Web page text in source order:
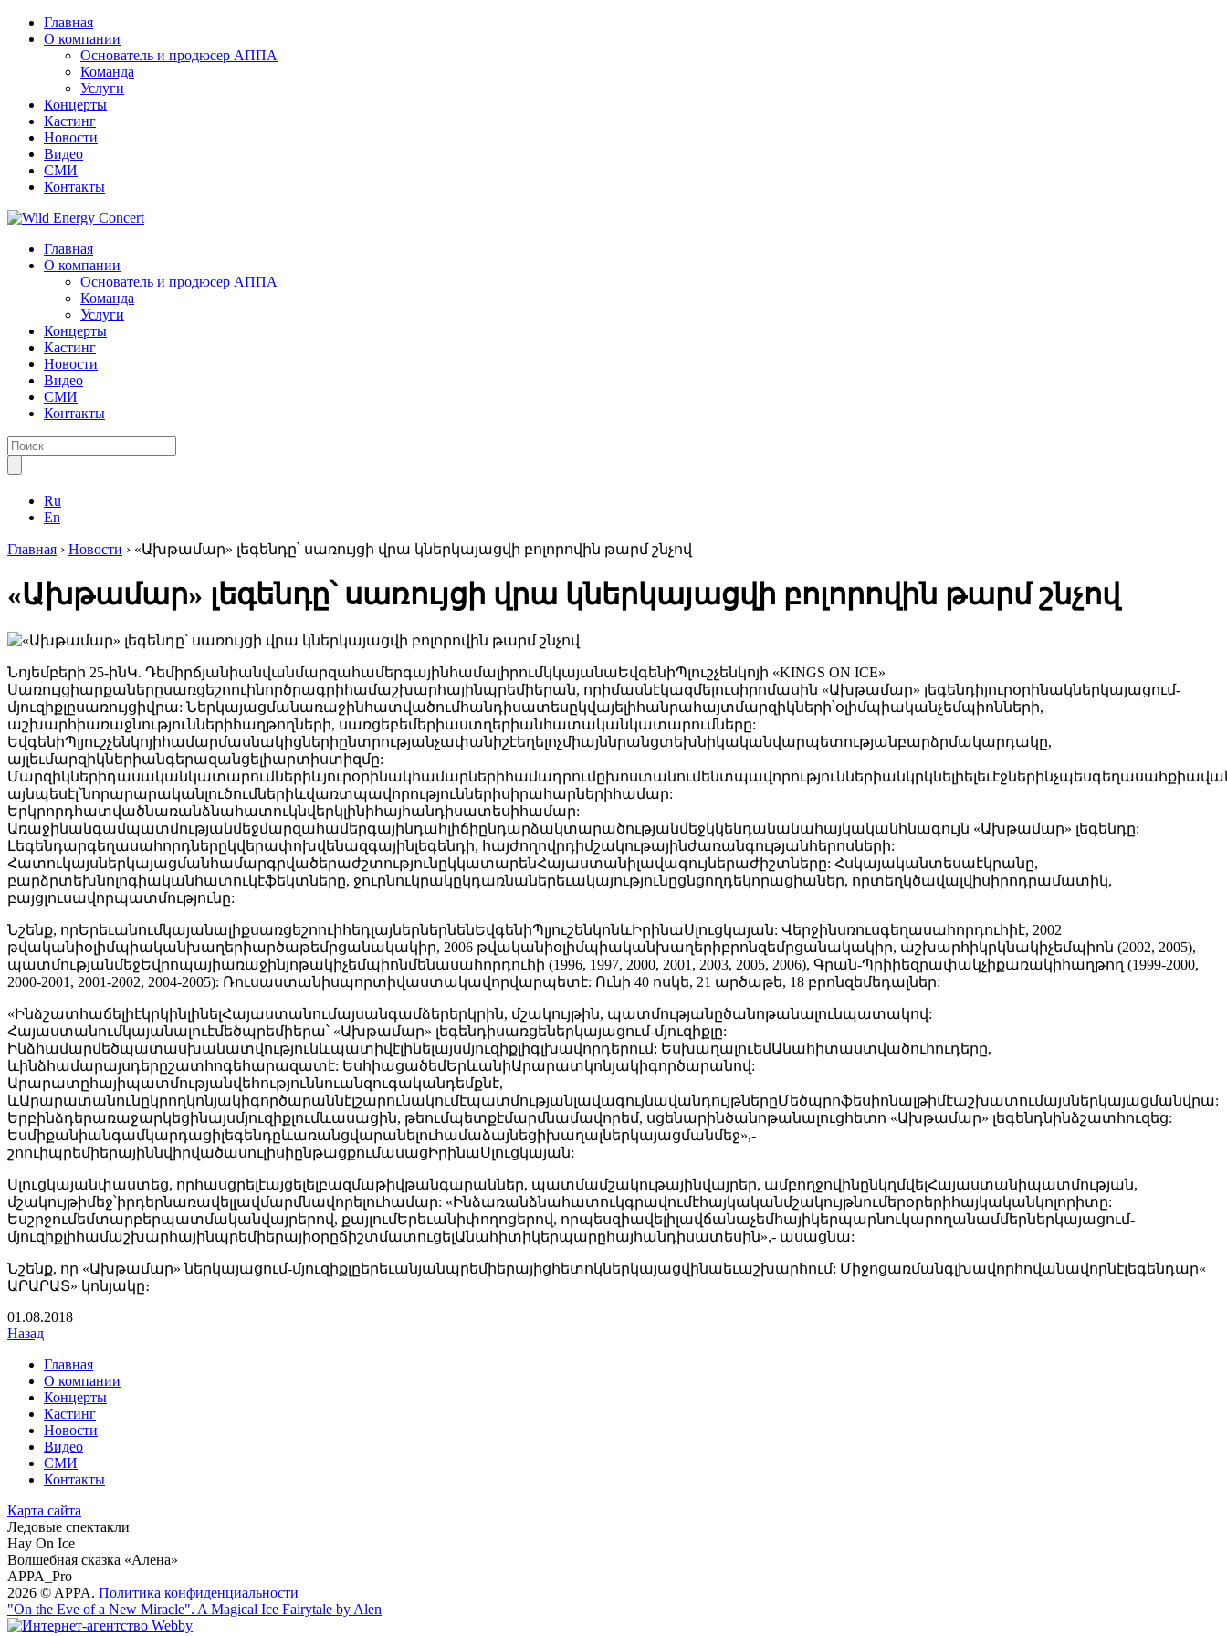
Главная
О компании
Основатель и продюсер АППА
Команда
Услуги
Концерты
Кастинг
Новости
Видео
СМИ
Контакты
Главная
О компании
Основатель и продюсер АППА
Команда
Услуги
Концерты
Кастинг
Новости
Видео
СМИ
Контакты
Ru
En
Главная › Новости › «Ախթամար» լեգենդը՝ սառույցի վրա կներկայացվի բոլորովին թարմ շնչով
«Ախթամար» լեգենդը՝ սառույցի վրա կներկայացվի բոլորովին թարմ շնչով
Նոյեմբերի 25-ինԿ. ԴեմիրճյանիանվանմարզահամերգայինհամալիրումկկայանաԵվգենիՊլուշչենկոյի «KINGS ON ICE»
Սառույցիարքաներըսառցեշոուինործրագրիհամաշխարհայինպրեմիերան, որիմասնէկազմելուսիրոմասին «Ախթամար» լեգենդիյուրօրինակներկայացում-
մյուզիքլըսառույցիվրա: Ներկայացմանառաջինհատվածումհանդիսատեսըկվայելիհանրահայտմարզիկների՝օլիմպիականչեմպիոնների,
աշխարհիառաջնություններիհաղթողների, սառցեբեմերիաստղերիանհատականկատարումները:
ԵվգենիՊլյուշչենկոյիհամարմասնակիցներիընտրությանչափանիշէեղելոչմիայննրանցտեխնիկականվարպետությանբարձրմակարդակը,
այլեւմարզիկներիանգերազանցելիարտիստիզմը:
այնպեսէլ՝նորարարականլուծումներիևվառտպավորություններիսիրահարներիհամար:
Երկրորդհատվածնառանձնահատուկնվերկլինիհայհանդիսատեսիհամար:
Առաջինանգամպատմությանմեջմարզահամերգայինդահլիճիընդարձակտարածությանմեջկկենդանանահայկականհնագույն «Ախթամար» լեգենդը:
Լեգենդարգեղասահորդներըկվերափոխվենազգայինլեգենդի, հայժողովրդիմշակութայինժառանգությանհերոսների:
ՀատուկայսներկայացմանհամարգրվածերաժշտությունըկկատարենՀայաստանիլավագույներաժիշտները: Հսկայականտեսաէկրանը,
բարձրտեխնոլոգիականհատուկէֆեկտները, ջուրնուկրակըկդառնաներեւակայությունըցնցողդեկորացիաներ, որտեղկծավալվիսիրոդրամատիկ,
բայցլուսավորպատմությունը:
Նշենք, որԵրեւանումկայանալիքսառցեշոուիհեդլայներներնենԵվգենիՊլյուշենկոնևԻրինաՍլուցկայան: Վերջինսռուսգեղասահորդուհիէ, 2002
թվականիօլիմպիականխաղերիարծաթեմրցանակակիր, 2006 թվականիօլիմպիականխաղերիբրոնզեմրցանակակիր, աշխարհիկրկնակիչեմպիոն (2002, 2005),
պատմությանմեջԵվրոպայիառաջինյոթակիչեմպիոնմենասահորդուհի (1996, 1997, 2000, 2001, 2003, 2005, 2006), Գրան-Պրիիեզրափակչիքառակիհաղթող (1999-2000,
2000-2001, 2001-2002, 2004-2005): Ռուսաստանիսպորտիվաստակավորվարպետէ: Ունի 40 ոսկե, 21 արծաթե, 18 բրոնզեմեդալներ:
«ԻնձշատհաճելիէկրկինլինելՀայաստանումայսանգամձերերկրին, մշակույթին, պատմությանըծանոթանալունպատակով:
Հայաստանումկայանալուէմեծպրեմիերա՝ «Ախթամար» լեգենդիսառցեներկայացում-մյուզիքլը:
Ինձհամարմեծպատասխանատվությունևպատիվէլինելայսմյուզիքլիգլխավորդերում: ԵսխաղալուեմԱնահիտաստվածուհուդերը,
ևինձհամարայսդերըշատհոգեհարազատէ: ԵսհիացածեմԵրևանիԱրարատկոնյակիգործարանով:
Արարատըհայիպատմությանվեհություննուանզուգականդեմքնէ,
ևԱրարատանունըկրողկոնյակիգործարաննէլշարունակումէպատմությանլավագույնավանդույթներըՄեծպրոֆեսիոնալթիմէաշխատումայսներկայացմանվրա:
Երբինձդերառաջարկեցինայսմյուզիքլումևասացին, թեումպետքէմարմնամավորեմ, սցենարինծանոթանալուցհետո «Ախթամար» լեգենդնինձշատհուզեց:
Եսմիքանիանգամկարդացիլեգենդըևառանցվարանելուհամաձայնեցիխաղալներկայացմանմեջ»,-
շոուիպրեմիերայիննվիրվածասուլիսիընթացքումասացԻրինաՍլուցկայան:
Սլուցկայանփաստեց, որհասցրելէայցելելբազմաթիվթանգարաններ, պատմամշակութայինվայրեր, ամբողջովինընկղմվելՀայաստանիպատմության,
մշակույթիմեջ՝իրդերնառավելլավմարմնավորելուհամար: «Ինձառանձնահատուկգրավումէհայկականմշակույթնումերօրերիհայկականկոլորիտը:
Եսշրջումեմտարբերպատմականվայրերով, քայլումԵրեւանիփողոցերով, որպեսզիավելիլավճանաչեմհայիկերպարնուկարողանամմերներկայացում-
մյուզիքլիհամաշխարհայինպրեմիերայիօրըճիշտմատուցելԱնահիտիկերպարըհայհանդիսատեսին»,- ասացնա:
Նշենք, որ «Ախթամար» ներկայացում-մյուզիքլըերեւանյանպրեմիերայիցհետոկներկայացվինաեւաշխարհում: Միջոցառմանգլխավորհովանավորնէլեգենդար«
ԱՐԱՐԱՏ» կոնյակը։
01 .08.2018
Назад
Главная
О компании
Концерты
Кастинг
Новости
Видео
СМИ
Контакты
Карта сайта
Ледовые спектакли
Hay On Ice
Волшебная сказка «Алена»
APPA_Pro
2026 © APPA. Политика конфиденциальности
"On the Eve of a New Miracle". A Magical Ice Fairytale by Alen